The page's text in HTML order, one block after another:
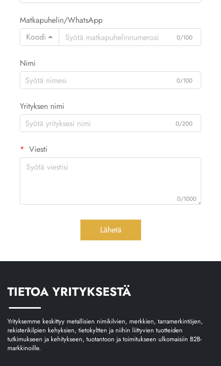
Matkapuhelin/WhatsApp
Koodi
0/100
Nimi
0/100
Yrityksen nimi
0/200
Viesti
0/1000
Lähetä
TIETOA YRITYKSESTÄ
Yrityksemme keskittyy metallisien nimikilvien, merkkien, tarramerkintöjen,
rekisterikilpien kehyksien, tietokyltten ja niihin liittyvien tuotteiden
tutkimukseen ja kehitykseen, tuotantoon ja toimitukseen ulkomaisiin B2B-
markkinoille.